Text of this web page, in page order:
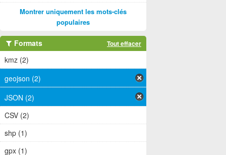
Montrer uniquement les mots-clés
populaires
Formats Tout effacer
kmz (2)
geojson (2)
JSON (2)
CSV (2)
shp (1)
gpx (1)